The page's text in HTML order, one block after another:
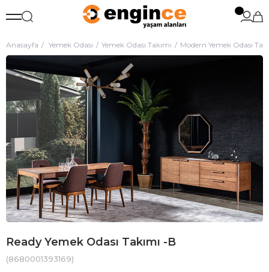
Anasayfa Yemek Odası Yemek Odası Takımı Modern Yemek Odası
Ready Yemek Odası Takımı -B
(8680001393169)